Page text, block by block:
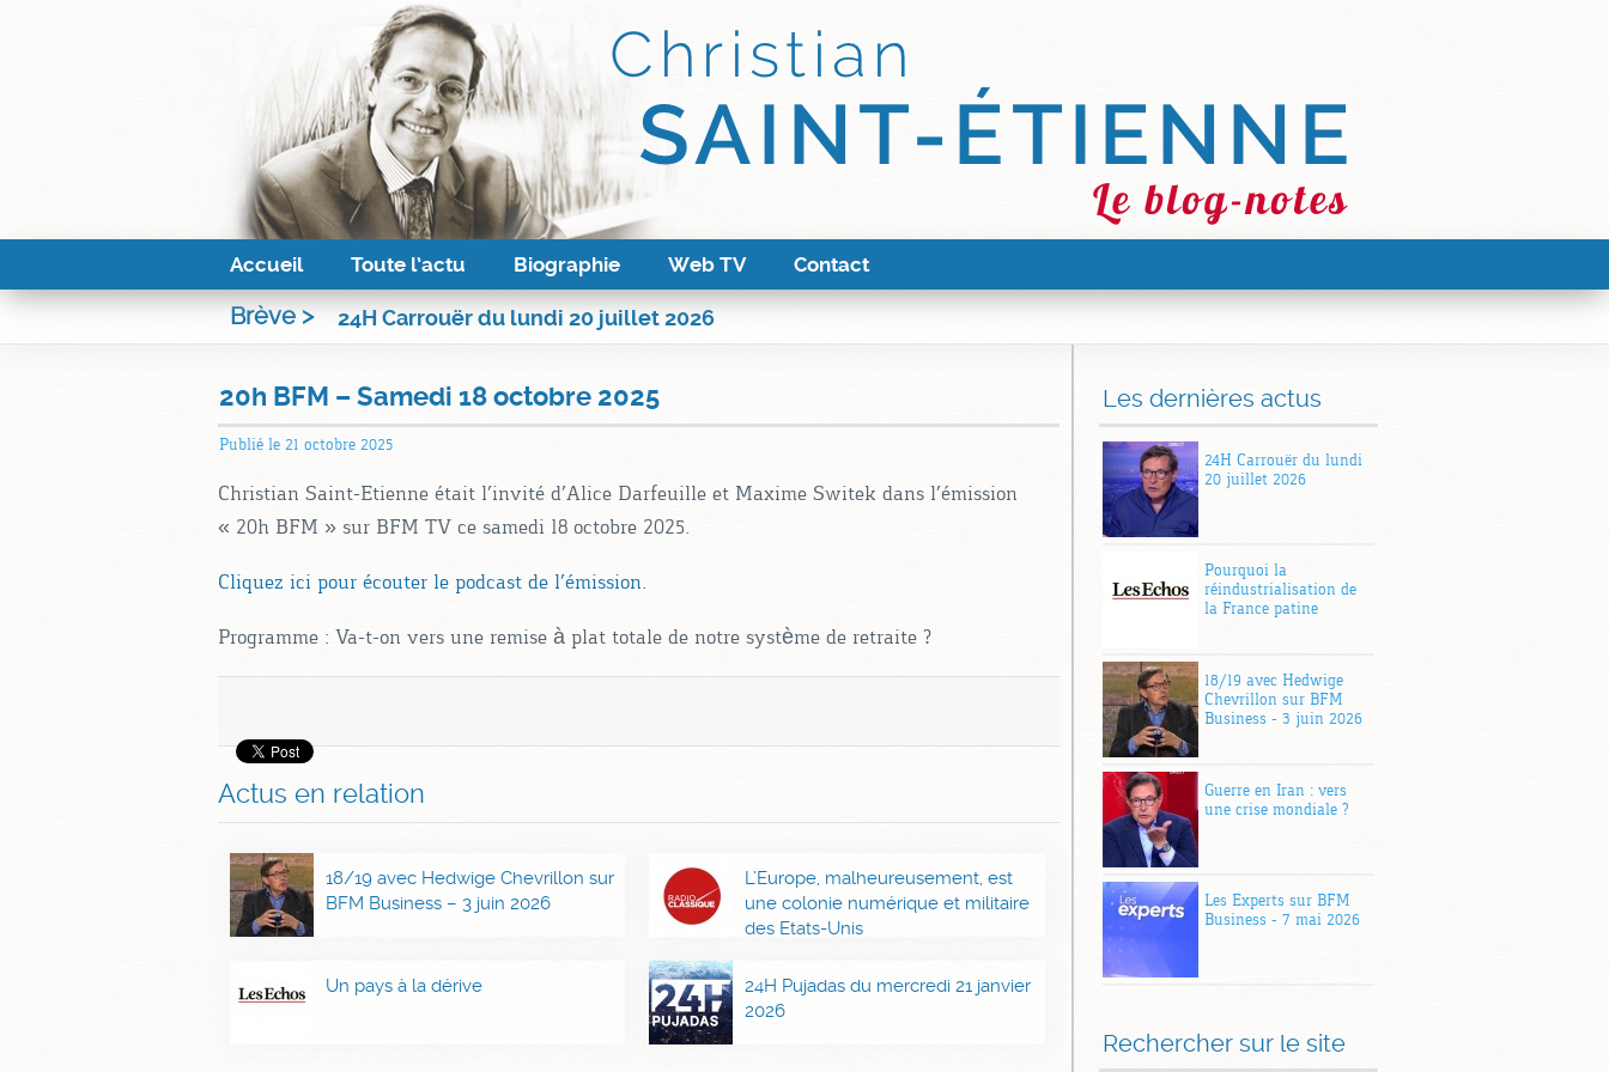
Accueil Toute l’actu Biographie Web TV Contact
Brève > 24H Carrouër du lundi 20 juillet 2026
20h BFM – Samedi 18 octobre 2025
Publié le 21 octobre 2025
Christian Saint-Etienne était l’invité d’Alice Darfeuille et Maxime Switek dans l’émission
« 20h BFM » sur BFM TV ce samedi 18 octobre 2025.
Cliquez ici pour écouter le podcast de l’émission.
Programme : Va-t-on vers une remise à plat totale de notre système de retraite ?
Actus en relation
18/19 avec Hedwige Chevrillon sur
BFM Business – 3 juin 2026
L’Europe, malheureusement, est
une colonie numérique et militaire
des Etats-Unis
Un pays à la dérive
24H Pujadas du mercredi 21 janvier
2026
Les dernières actus
24H Carrouër du lundi
20 juillet 2026
Pourquoi la
réindustrialisation de
la France patine
18/19 avec Hedwige
Chevrillon sur BFM
Business – 3 juin 2026
Guerre en Iran : vers
une crise mondiale ?
Les Experts sur BFM
Business – 7 mai 2026
Rechercher sur le site